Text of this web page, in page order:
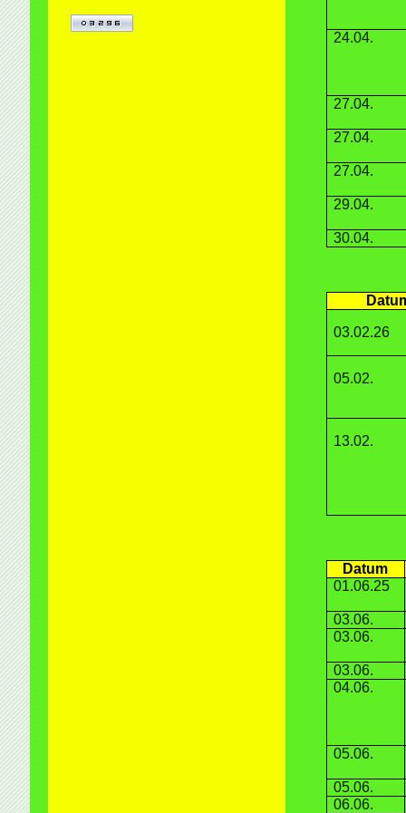
24.04.
27.04.
27.04.
27.04.
29.04.
30.04.
03.02.26
05.02.
13.02.
Datum
01.06.25
03.06.
03.06.
03.06.
04.06.
05.06.
05.06.
06.06.